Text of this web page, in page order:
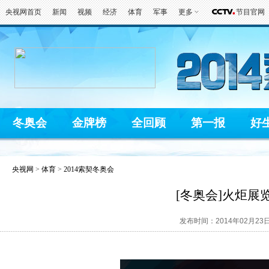
央视网首页 新闻 视频 经济 体育 军事 更多 节目官网
冬奥会 金牌榜 全回顾 第一报 好
央视网 > 体育 > 2014索契冬奥会
[冬奥会]火炬展
发布时间：2014年02月23